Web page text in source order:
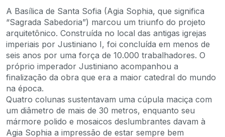
A Basílica de Santa Sofia (Agia Sophia, que significa
“Sagrada Sabedoria”) marcou um triunfo do projeto
arquitetônico. Construída no local das antigas igrejas
imperiais por Justiniano I, foi concluída em menos de
seis anos por uma força de 10.000 trabalhadores. O
próprio imperador Justiniano acompanhou a
finalização da obra que era a maior catedral do mundo
na época.
Quatro colunas sustentavam uma cúpula maciça com
um diâmetro de mais de 30 metros, enquanto seu
mármore polido e mosaicos deslumbrantes davam à
Agia Sophia a impressão de estar sempre bem